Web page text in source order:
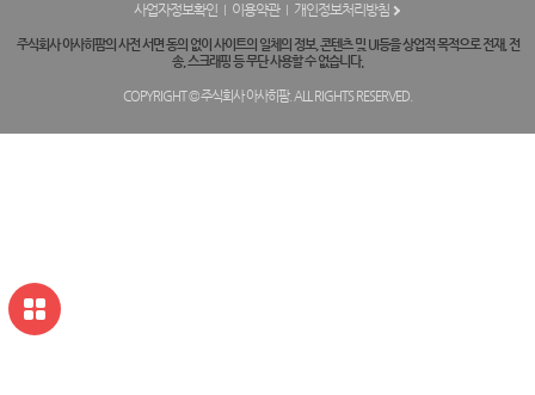
사업자정보확인 이용약관 개인정보처리방침
주식회사 아사히팜의 사전 서면 동의 없이 사이트의 일체의 정보, 콘텐츠 및 UI등을 상업적 목적으로 전재, 전
송, 스크래핑 등 무단 사용할 수 없습니다.
COPYRIGHT © 주식회사 아사히팜. ALL RIGHTS RESERVED.